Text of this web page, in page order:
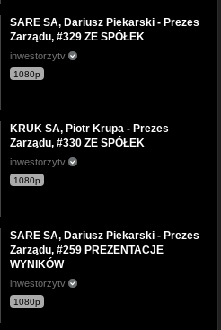
SARE SA, Dariusz Piekarski - Prezes
Zarządu, #329 ZE SPÓŁEK
inwestorzytv
1080p
KRUK SA, Piotr Krupa - Prezes
Zarządu, #330 ZE SPÓŁEK
inwestorzytv
1080p
SARE SA, Dariusz Piekarski - Prezes
Zarządu, #259 PREZENTACJE
WYNIKÓW
inwestorzytv
1080p